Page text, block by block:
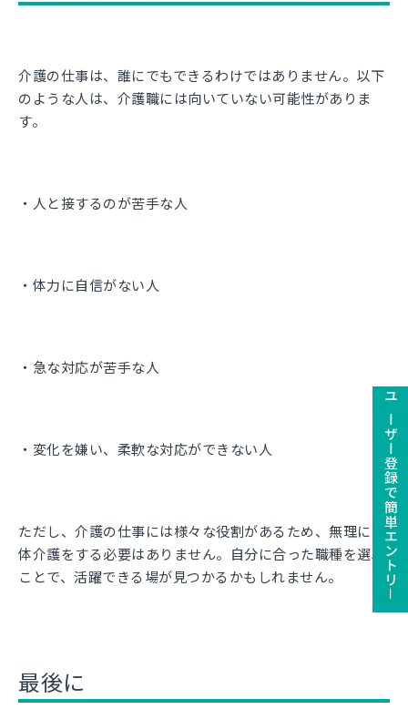
ユーザー登録で簡単エントリ－
介護の仕事は、誰にでもできるわけではありません。以下
のような人は、介護職には向いていない可能性がありま
す。
・人と接するのが苦手な人
・体力に自信がない人
・急な対応が苦手な人
・変化を嫌い、柔軟な対応ができない人
ただし、介護の仕事には様々な役割があるため、無理に身
体介護をする必要はありません。自分に合った職種を選ぶ
ことで、活躍できる場が見つかるかもしれません。
最後に